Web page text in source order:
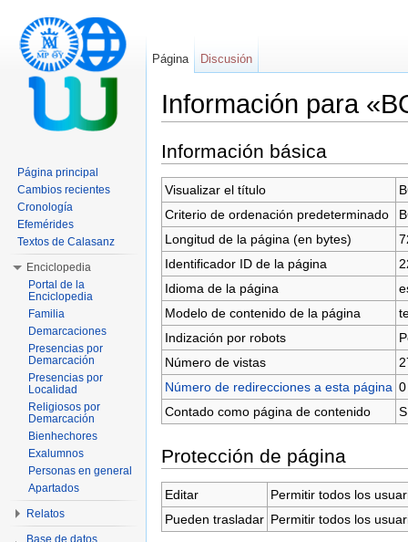
Información para
Información básica
Visualizar el título
Criterio de ordenación predeterminado
Longitud de la página (en bytes)
Identificador ID de la página
Idioma de la página
Modelo de contenido de la página
Indización por robots
Número de vistas
Número de redirecciones a esta página 0
Contado como página de contenido
Protección de página
Editar
Permitir todos los
Pueden trasladar Permitir todos los
Página Discusión
Página principal
Cambios recientes
Cronología
Efemérides
Textos de Calasanz
Enciclopedia
Portal de la
Enciclopedia
Familia
Demarcaciones
Presencias por
Demarcación
Presencias por
Localidad
Religiosos por
Demarcación
Bienhechores
Exalumnos
Personas en general
Apartados
Relatos
Base de datos